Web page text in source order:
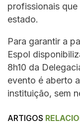
profissionais
estado.
Para garantir a
Espol
8h10 da
evento é aberto
instituição, sem
ARTIGOS